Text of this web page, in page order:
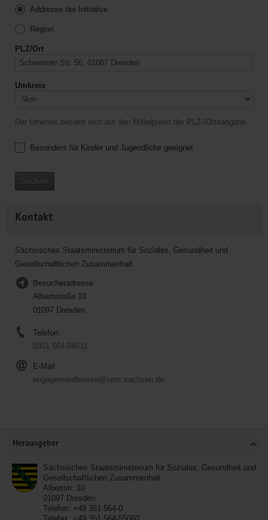
Addresse der Initiative
Region
PLZ/Ort
Umkreis
Der Umkreis bezieht sich auf den Mittelpunkt der PLZ-/Ortsangabe.
Besonders für Kinder und Jugendliche geeignet
Suchen
Kontakt
Sächsisches Staatsministerium für Soziales, Gesundheit und
Gesellschaftlichen Zusammenhalt
Besucheradresse:
Albertstraße 10
01097 Dresden
Telefon:
0351 564-58611
E-Mail
engagementboerse@sms.sachsen.de
Herausgeber
Sächsisches Staatsministerium für Soziales, Gesundheit und
Gesellschaftlichen Zusammenhalt
Albertstr. 10
01097 Dresden
Telefon: +49 351 564-0